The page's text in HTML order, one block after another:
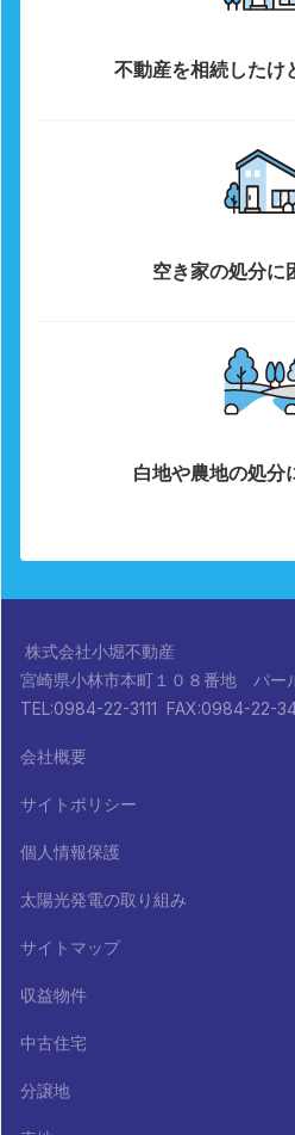
不動産を相続したけ
空き家の処分に
白地や農地の処分
株式会社小堀不動産
宮崎県小林市本町１０８番地 パー
TEL:0984-22-3111 FAX:0984-22-
会社概要
サイトポリシー
個人情報保護
太陽光発電の取り組み
サイトマップ
収益物件
中古住宅
分譲地